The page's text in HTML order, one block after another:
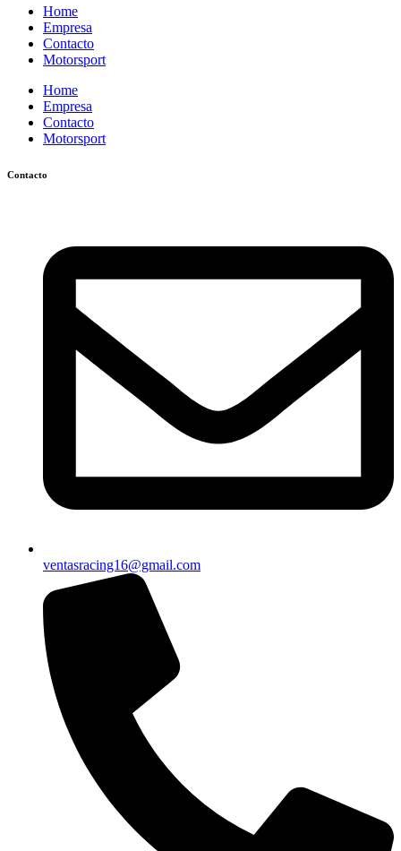
Home
Empresa
Contacto
Motorsport
Home
Empresa
Contacto
Motorsport
Contacto
ventasracing16@gmail.com